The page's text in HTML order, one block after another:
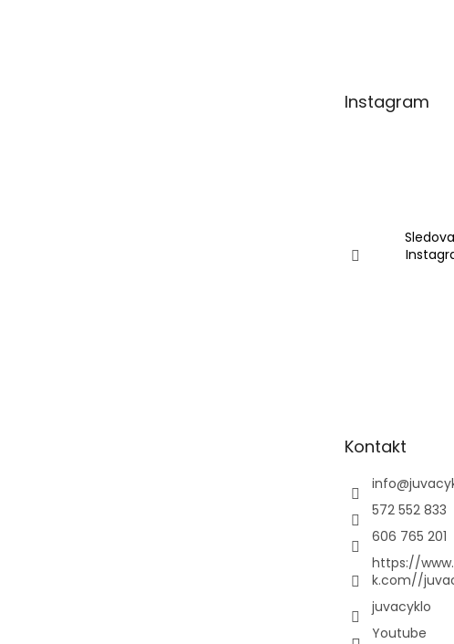
Instagram
Kontakt
info@
572 552 833
606 765 201
https://
k.com//
juvacyklo
Youtube